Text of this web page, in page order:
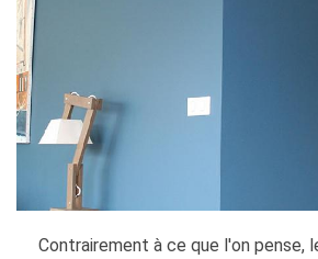
Contrairement à ce que l'on pense,